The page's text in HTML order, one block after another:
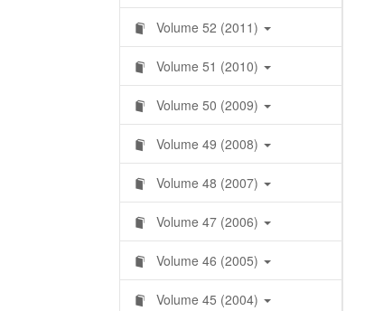
Volume 52 (2011)
Volume 51 (2010)
Volume 50 (2009)
Volume 49 (2008)
Volume 48 (2007)
Volume 47 (2006)
Volume 46 (2005)
Volume 45 (2004)